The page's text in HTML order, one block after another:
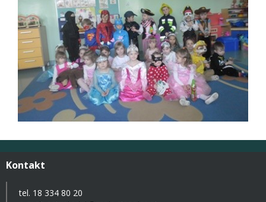
Kontakt
tel. 18 334 80 20